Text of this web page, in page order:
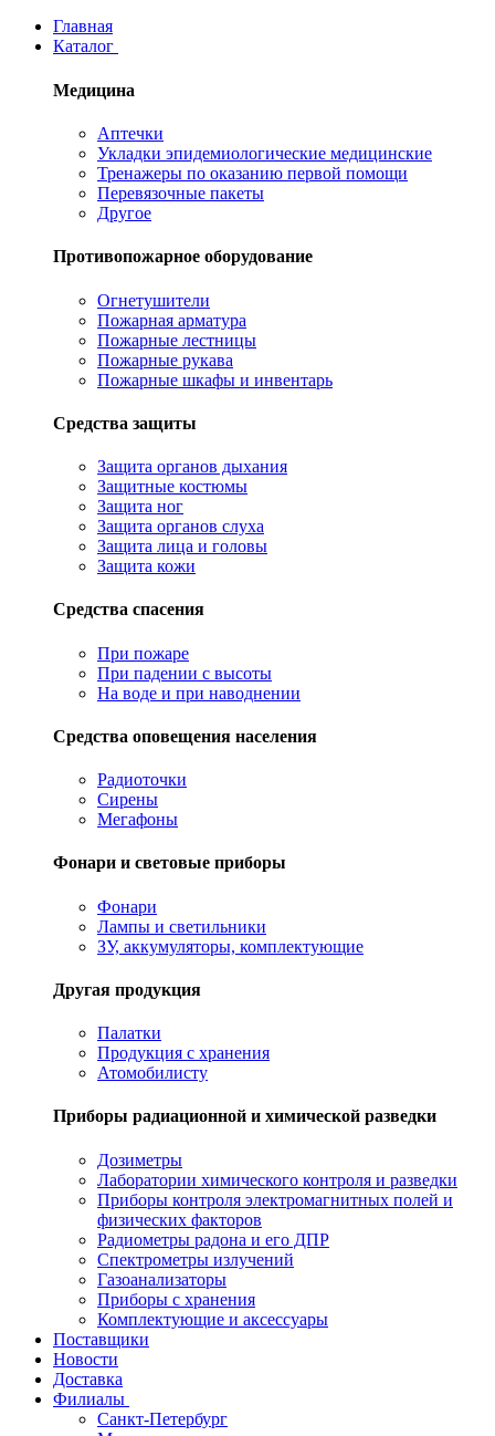
Главная
Каталог
Медицина
Аптечки
Укладки эпидемиологические медицинские
Тренажеры по оказанию первой помощи
Перевязочные пакеты
Другое
Противопожарное оборудование
Огнетушители
Пожарная арматура
Пожарные лестницы
Пожарные рукава
Пожарные шкафы и инвентарь
Средства защиты
Защита органов дыхания
Защитные костюмы
Защита ног
Защита органов слуха
Защита лица и головы
Защита кожи
Средства спасения
При пожаре
При падении с высоты
На воде и при наводнении
Средства оповещения населения
Радиоточки
Сирены
Мегафоны
Фонари и световые приборы
Фонари
Лампы и светильники
ЗУ, аккумуляторы, комплектующие
Другая продукция
Палатки
Продукция с хранения
Атомобилисту
Приборы радиационной и химической разведки
Дозиметры
Лаборатории химического контроля и разведки
Приборы контроля электромагнитных полей и
физических факторов
Радиометры радона и его ДПР
Спектрометры излучений
Газоанализаторы
Приборы с хранения
Комплектующие и аксессуары
Поставщики
Новости
Доставка
Филиалы
Санкт-Петербург